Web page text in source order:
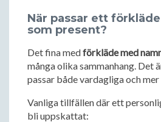
När passar ett
som present?
Det fina medförkläde med
många olika sammanhang. Det
passar både vardagliga och
Vanliga tillfällen där ett
bli uppskattat: